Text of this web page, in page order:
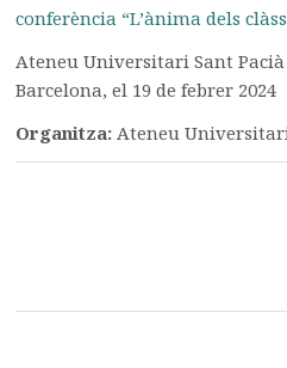
conferència “L’ànima dels
Ateneu Universitari Sant Pacià
Barcelona, el 19 de febrer 2024
Organitza:Ateneu